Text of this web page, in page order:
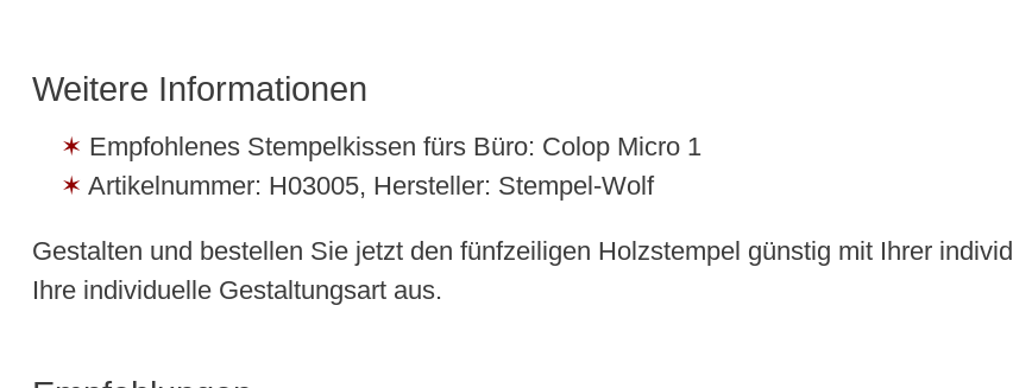
Weitere Informationen
Empfohlenes Stempelkissen fürs Büro: Colop Micro 1
Artikelnummer: H03005, Hersteller: Stempel-Wolf
Gestalten und bestellen Sie jetzt den fünfzeiligen Holzstempel günstig mit Ihrer
Ihre individuelle Gestaltungsart aus.